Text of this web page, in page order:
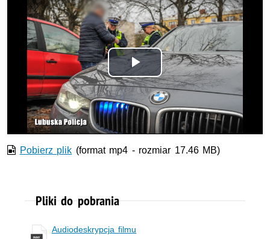
Odtwórz
wideo
Pobierz plik (format mp4 - rozmiar 17.46 MB)
Pliki do pobrania
Audiodeskrypcja filmu